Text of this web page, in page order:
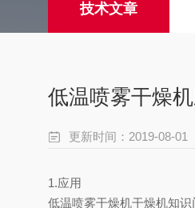
技术文章
低温喷雾干燥
更新时间：2019-08-01
1.应用
低温喷雾干燥机干燥机知